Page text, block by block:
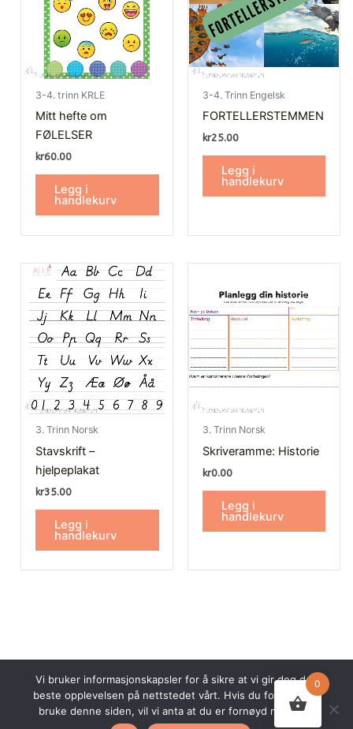
3-4. trinn KRLE
Mitt hefte om
FØLELSER
kr60.00
Legg i
handlekurv
3-4. Trinn Engelsk
FORTELLERSTEMMEN
kr25.00
Legg i
handlekurv
3. Trinn Norsk
Stavskrift –
hjelpeplakat
kr35.00
Legg i
handlekurv
3. Trinn Norsk
Skriveramme: Historie
kr0.00
Legg i
handlekurv
© 2026 Undervisningsbyen AS. Alle rettigheter forbeholdt.
Nettsiden er utviklet avWebco AS.
0
Vi bruker informasjonskapsler for å sikre at vi gir deg den
beste opplevelsen på nettstedet vårt. Hvis du fortsetter å
bruke denne siden, vil vi anta at du er fornøyd med det.